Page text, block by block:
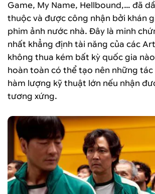
Game, My Name, Hellbound,… đã
thuộc và được công nhận bởi khán
phim ảnh nước nhà. Đây là minh
nhất khẳng định tài năng của các
không thua kém bất kỳ quốc gia
hoàn toàn có thể tạo nên những
hàm lượng kỹ thuật lớn nếu nhận
tương xứng.